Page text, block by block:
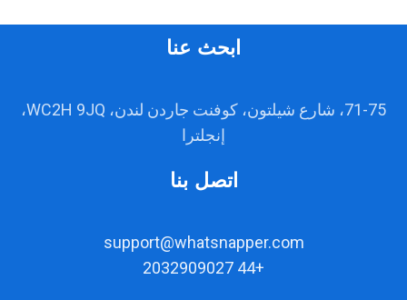
ابحث عنا
71-75، شارع شيلتون، كوفنت جاردن لندن، WC2H 9JQ،
إنجلترا
اتصل بنا
support@whatsnapper.com
+44 2032909027